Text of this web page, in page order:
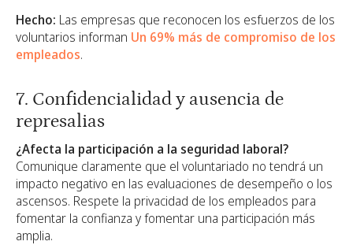
Hecho: Las empresas que reconocen los esfuerzos de los
voluntarios informan Un 69% más de compromiso de los
empleados.
7. Confidencialidad y ausencia de
represalias
¿Afecta la participación a la seguridad laboral?
Comunique claramente que el voluntariado no tendrá un
impacto negativo en las evaluaciones de desempeño o los
ascensos. Respete la privacidad de los empleados para
fomentar la confianza y fomentar una participación más
amplia.